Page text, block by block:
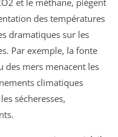
des températures
dramatiques sur les
Par exemple, la fonte
des mers menacent les
climatiques
sécheresses,